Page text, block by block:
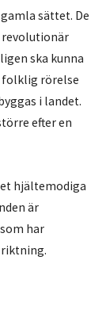
sättet. De
revolutionär
ska kunna
folklig rörelse
i landet.
efter en
hjältemodiga
är
har